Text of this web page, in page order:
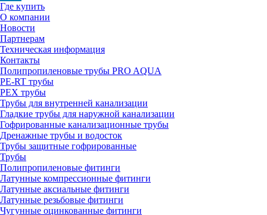
Где купить
О компании
Новости
Партнерам
Техническая информация
Контакты
Полипропиленовые трубы PRO AQUA
PE-RT трубы
PEX трубы
Трубы для внутренней канализации
Гладкие трубы для наружной канализации
Гофрированные канализационные трубы
Дренажные трубы и водосток
Трубы защитные гофрированные
Трубы
Полипропиленовые фитинги
Латунные компрессионные фитинги
Латунные аксиальные фитинги
Латунные резьбовые фитинги
Чугунные оцинкованные фитинги